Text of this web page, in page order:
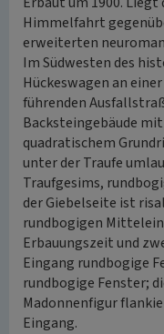
Himmelfahrt
erweiterten
Im Südwesten des
Hückeswagen an
führenden
Backsteingebäude
quadratischem
unter der Traufe
Traufgesims,
der Giebelseite ist
rundbogigen
Erbauungszeit und
Eingang rundbogige
rundbogige Fenster;
Madonnenfigur
Eingang.